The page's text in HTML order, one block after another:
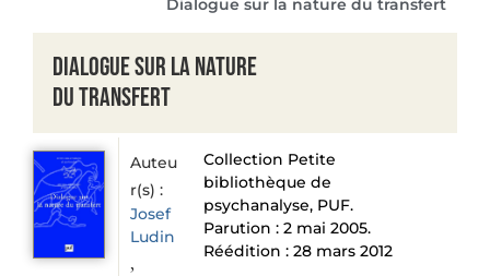
Dialogue sur la nature du transfert
Dialogue sur la nature
du transfert
Auteu
r(s) :
Josef
Ludin
,
Collection Petite
bibliothèque de
psychanalyse, PUF.
Parution : 2 mai 2005.
Réédition : 28 mars 2012